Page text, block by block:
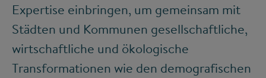
Expertise einbringen, um gemeinsam mit
Städten und Kommunen gesellschaftliche,
wirtschaftliche und ökologische
Transformationen wie den demografischen